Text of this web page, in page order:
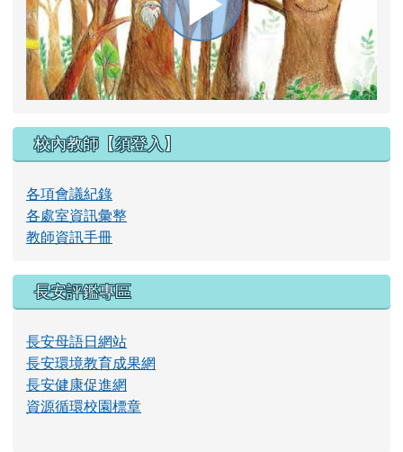
播
放
片
校內教師【須登入】
各項會議紀錄
各處室資訊彙整
教師資訊手冊
長安評鑑專區
長安母語日網站
長安環境教育成果網
長安健康促進網
資源循環校園標章